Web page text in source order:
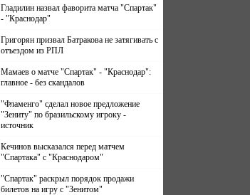
Гладилин назвал фаворита матча "Спартак"
- "Краснодар"
Григорян призвал Батракова не затягивать с
отъездом из РПЛ
Мамаев о матче "Спартак" - "Краснодар":
главное - без скандалов
"Фламенго" сделал новое предложение
"Зениту" по бразильскому игроку -
источник
Кечинов высказался перед матчем
"Спартака" с "Краснодаром"
"Спартак" раскрыл порядок продажи
билетов на игру с "Зенитом"